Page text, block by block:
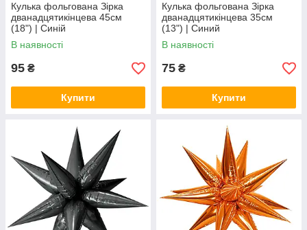
Кулька фольгована Зірка
дванадцятикінцева 45см
(18") | Синій
В наявності
95 ₴
Купити
Кулька фольгована Зірка
дванадцятикінцева 35см
(13") | Синий
В наявності
75 ₴
Купити